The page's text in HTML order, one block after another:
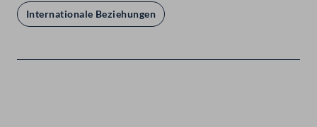
Internationale Beziehungen